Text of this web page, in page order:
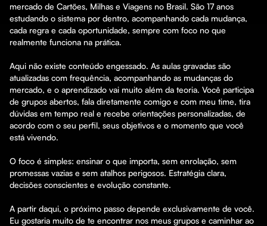
mercado de Cartões, Milhas e Viagens no Brasil. São 17 anos
estudando o sistema por dentro, acompanhando cada mudança,
cada regra e cada oportunidade, sempre com foco no que
realmente funciona na prática.
Aqui não existe conteúdo engessado. As aulas gravadas são
atualizadas com frequência, acompanhando as mudanças do
mercado, e o aprendizado vai muito além da teoria. Você participa
de grupos abertos, fala diretamente comigo e com meu time, tira
dúvidas em tempo real e recebe orientações personalizadas, de
acordo com o seu perfil, seus objetivos e o momento que você
está vivendo.
O foco é simples: ensinar o que importa, sem enrolação, sem
promessas vazias e sem atalhos perigosos. Estratégia clara,
decisões conscientes e evolução constante.
A partir daqui, o próximo passo depende exclusivamente de você.
Eu gostaria muito de te encontrar nos meus grupos e caminhar ao